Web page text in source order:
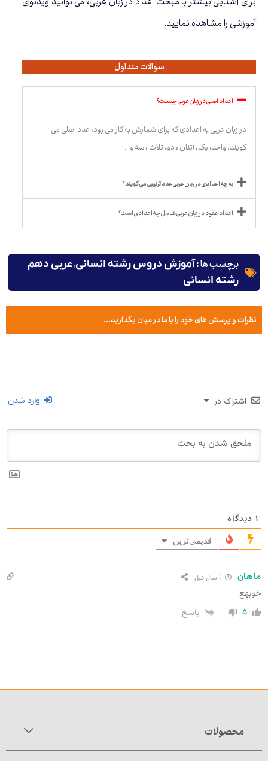
آموزشی را مشاهده نمایید.
سوالات متداول
اعداد اصلی در زبان عربی چیست؟
در زبان عربی به اعدادی که برای شمارش به کار می رود، عدد اصلی می
گویند. واحد: یک، أثنان : دو، ثلاث : سه و…
به چه اعدادی در زبان عربی عدد ترتیبی می گویند؟
اعداد عقود در زبان عربی شامل چه اعدادی است؟
برچسب ها :آموزش دروس رشته انسانی,عربی دهم
رشته انسانی
نظرات و پرسش های خود را با ما در میان بگذارید...
اشتراک در وارد شدن
۱ دیدگاه
قدیمی‌ترین
ماهان ۱ سال قبل
خوبهع
۵ پاسخ
محصولات